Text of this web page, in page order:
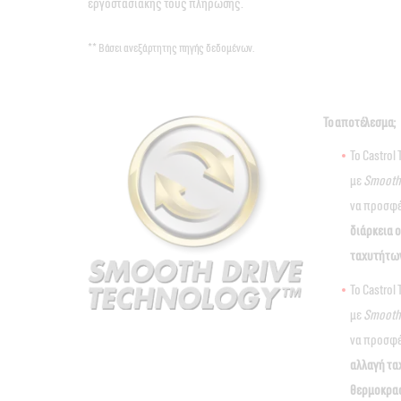
** Βάσει ανεξάρτητης πηγής δεδομένων.
Το αποτέλεσμα;
Το Castrol
με
να
διάρκεια
Το Castrol
με
να
αλλαγή